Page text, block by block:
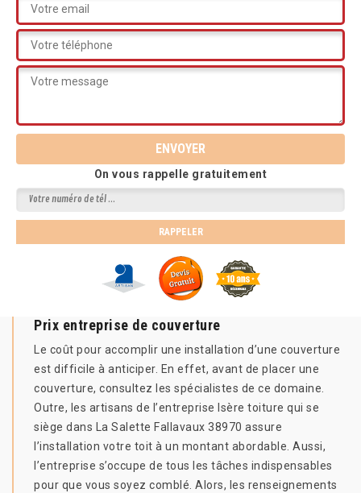
On vous rappelle gratuitement
Prix entreprise de couverture
Le coût pour accomplir une installation d’une couverture
est difficile à anticiper. En effet, avant de placer une
couverture, consultez les spécialistes de ce domaine.
Outre, les artisans de l’entreprise Isère toiture qui se
siège dans La Salette Fallavaux 38970 assure
l’installation votre toit à un montant abordable. Aussi,
l’entreprise s’occupe de tous les tâches indispensables
pour que vous soyez comblé. Alors, les renseignements